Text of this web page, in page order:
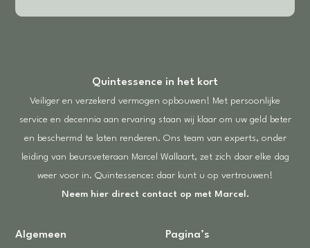
Quintessence in het kort
Veiliger en verzekerd vermogen opbouwen! Met persoonlijke
service en decennia aan ervaring staan wij klaar om uw geld beter
en beschermd te laten renderen. Ons team van experts, onder
leiding van beursveteraan Marcel Wallaart, zet zich daar elke dag
weer voor in. Quintessence: daar kunt u op vertrouwen!
Neem hier direct contact op met Marcel.
Algemeen Pagina’s